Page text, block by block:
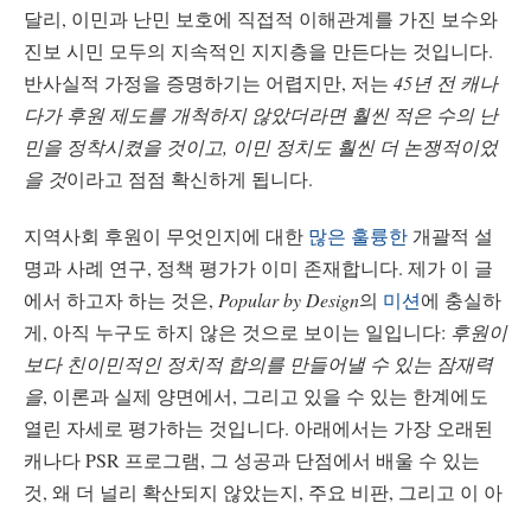
달리, 이민과 난민 보호에 직접적 이해관계를 가진 보수와
진보 시민 모두의 지속적인 지지층을 만든다는 것입니다.
반사실적 가정을 증명하기는 어렵지만, 저는 45년 전 캐나
다가 후원 제도를 개척하지 않았더라면 훨씬 적은 수의 난
민을 정착시켰을 것이고, 이민 정치도 훨씬 더 논쟁적이었
을 것이라고 점점 확신하게 됩니다.
지역사회 후원이 무엇인지에 대한 많은 훌륭한 개괄적 설
명과 사례 연구, 정책 평가가 이미 존재합니다. 제가 이 글
에서 하고자 하는 것은, Popular by Design의 미션에 충실하
게, 아직 누구도 하지 않은 것으로 보이는 일입니다: 후원이
보다 친이민적인 정치적 합의를 만들어낼 수 있는 잠재력
을, 이론과 실제 양면에서, 그리고 있을 수 있는 한계에도
열린 자세로 평가하는 것입니다. 아래에서는 가장 오래된
캐나다 PSR 프로그램, 그 성공과 단점에서 배울 수 있는
것, 왜 더 널리 확산되지 않았는지, 주요 비판, 그리고 이 아